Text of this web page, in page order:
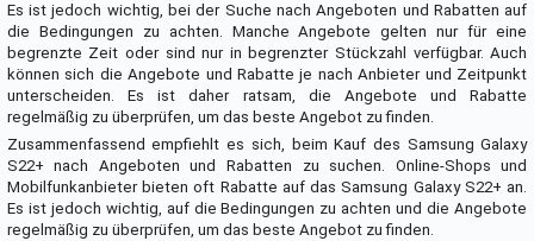
Es ist jedoch wichtig, bei der Suche nach Angeboten und Rabatten auf
die Bedingungen zu achten. Manche Angebote gelten nur für eine
begrenzte Zeit oder sind nur in begrenzter Stückzahl verfügbar. Auch
können sich die Angebote und Rabatte je nach Anbieter und Zeitpunkt
unterscheiden. Es ist daher ratsam, die Angebote und Rabatte
regelmäßig zu überprüfen, um das beste Angebot zu finden.
Zusammenfassend empfiehlt es sich, beim Kauf des Samsung Galaxy
S22+ nach Angeboten und Rabatten zu suchen. Online-Shops und
Mobilfunkanbieter bieten oft Rabatte auf das Samsung Galaxy S22+ an.
Es ist jedoch wichtig, auf die Bedingungen zu achten und die Angebote
regelmäßig zu überprüfen, um das beste Angebot zu finden.